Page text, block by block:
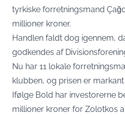
tyrkiske forretningsmand
millioner kroner.
Handlen faldt dog igennem,
godkendes af
Nu har 11 lokale
klubben, og prisen er
Ifølge Bold har investorerne
millioner kroner for Zolotkos